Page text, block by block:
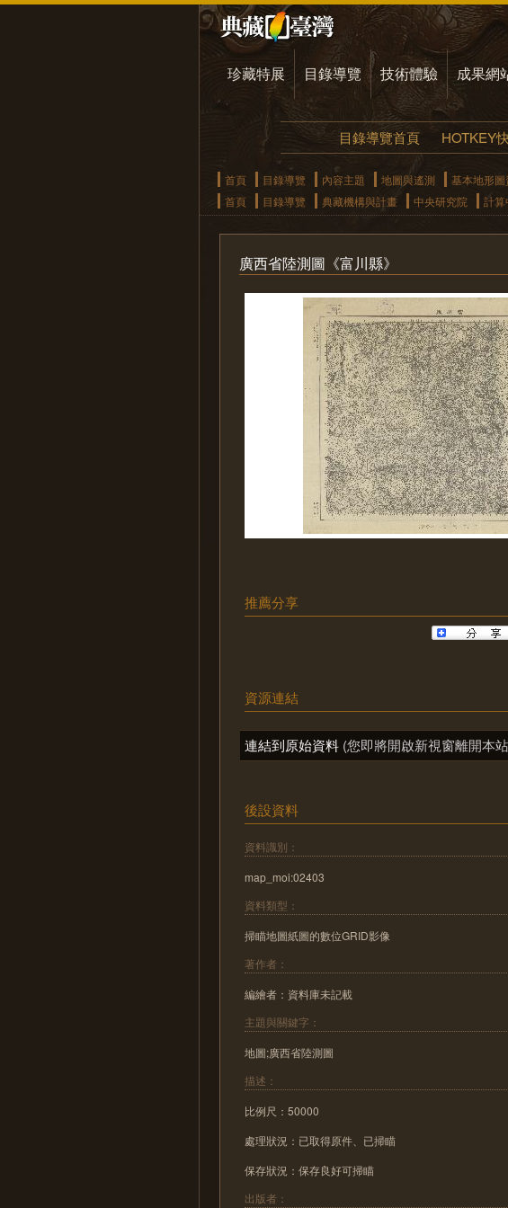
珍藏特展 目錄導覽 技術體驗 成果網
目錄導覽首頁 HOTKEY
首頁 目錄導覽 內容主題 地圖與遙測 基本地形圖
首頁
目錄導覽 典藏機構與計畫 中央研究院 計算
廣西省陸測圖《富川縣》
推薦分享
資源連結
連結到原始資料 (您即將開啟新視窗離開本
後設資料
資料識別：
map_moi:02403
資料類型：
掃瞄地圖紙圖的數位GRID影像
著作者：
編繪者：資料庫未記載
主題與關鍵字：
地圖;廣西省陸測圖
描述：
比例尺：50000
處理狀況：已取得原件、已掃瞄
保存狀況：保存良好可掃瞄
出版者：